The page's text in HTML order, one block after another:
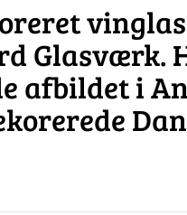
Glasværk.
afbildet i